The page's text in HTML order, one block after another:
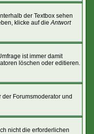
der Textbox sehen
klicke auf dieAntwort
ist immer damit
löschen oder editieren.
Forumsmoderator und
nicht die erforderlichen